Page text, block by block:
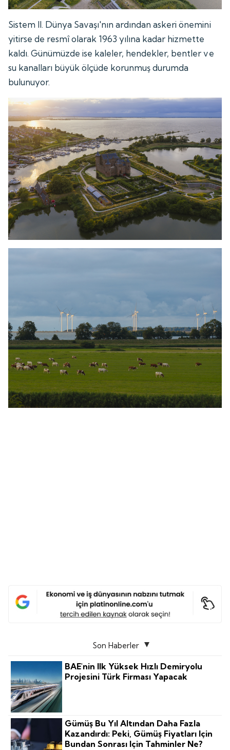
Sistem II. Dünya Savaşı'nın ardından askeri önemini
yitirse de resmî olarak 1963 yılına kadar hizmette
kaldı. Günümüzde ise kaleler, hendekler, bentler ve
su kanalları büyük ölçüde korunmuş durumda
bulunuyor.
Son Haberler
BAE'nin Ilk Yüksek Hızlı Demiryolu
Projesini Türk Firması Yapacak
Gümüş Bu Yıl Altından Daha Fazla
Kazandırdı: Peki, Gümüş Fiyatları Için
Bundan Sonrası Için Tahminler Ne?